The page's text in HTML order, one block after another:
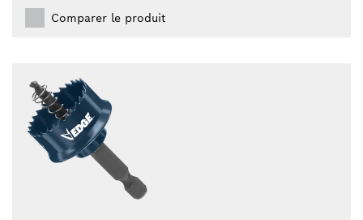
Comparer le produit